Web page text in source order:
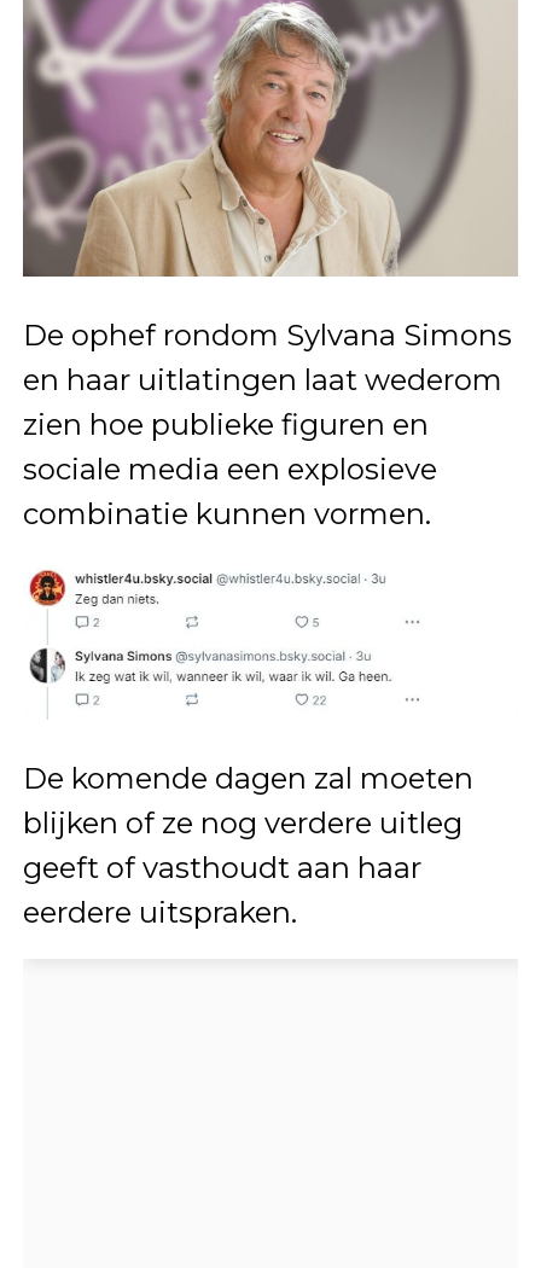
De ophef rondom Sylvana Simons
en haar uitlatingen laat wederom
zien hoe publieke figuren en
sociale media een explosieve
combinatie kunnen vormen.
De komende dagen zal moeten
blijken of ze nog verdere uitleg
geeft of vasthoudt aan haar
eerdere uitspraken.